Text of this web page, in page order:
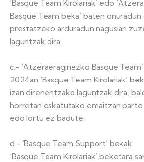
‘Basque Team Kirolariak’ edo
Basque Team beka’ baten onuradun
prestatzeko arduradun nagusiari
laguntzak dira.
c.- ‘Atzeraeraginezko Basque
2024an ‘Basque Team Kirolariak’
izan direnentzako laguntzak dira,
horretan eskatutako emaitzan
edo lortu ez badute.
d.- ‘Basque Team Support’ bekak:
‘Basque Team Kirolariak’ beketara